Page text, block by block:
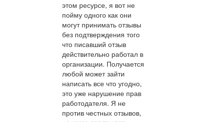
этом ресурсе, я вот не
пойму одного как они
могут принимать отзывы
без подтверждения того
что писавший отзыв
действительно работал в
организации. Получается
любой может зайти
написать все что угодно,
это уже нарушение прав
работодателя. Я не
против честных отзывов,